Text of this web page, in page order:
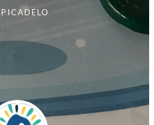
PICADELO